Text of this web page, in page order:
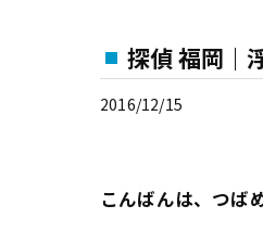
探偵 福岡｜
2016/12/15
こんばんは、つば